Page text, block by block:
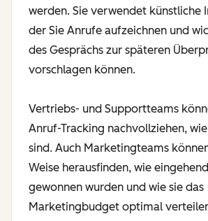
werden. Sie verwendet künstliche
der Sie Anrufe aufzeichnen und
des Gesprächs zur späteren
vorschlagen können.
Vertriebs- und Supportteams
Anruf-Tracking nachvollziehen,
sind. Auch Marketingteams
Weise herausfinden, wie
gewonnen wurden und wie sie das
Marketingbudget optimal